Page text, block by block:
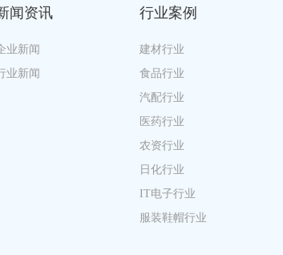
闻资讯
业新闻
业新闻
行业案例
建材行业
食品行业
汽配行业
医药行业
农资行业
日化行业
IT电子行业
服装鞋帽行业